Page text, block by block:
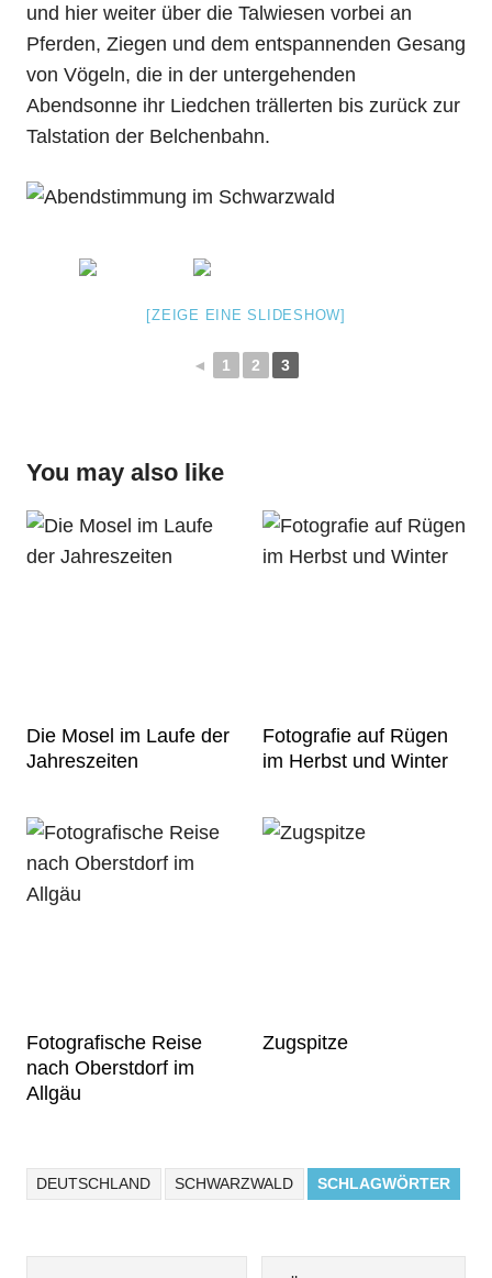
und hier weiter über die Talwiesen vorbei an
Pferden, Ziegen und dem entspannenden Gesang
von Vögeln, die in der untergehenden
Abendsonne ihr Liedchen trällerten bis zurück zur
Talstation der Belchenbahn.
[ZEIGE EINE SLIDESHOW]
◄ 1 2 3
You may also like
Die Mosel im Laufe der
Jahreszeiten
Fotografie auf Rügen
im Herbst und Winter
Fotografische Reise
nach Oberstdorf im
Allgäu
Zugspitze
SCHLAGWÖRTER
DEUTSCHLAND SCHWARZWALD